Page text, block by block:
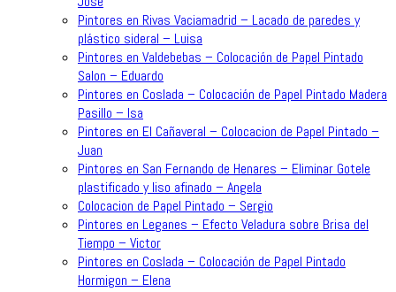
Pintores en Rivas Vaciamadrid – Lacado de paredes y
plástico sideral – Luisa
Pintores en Valdebebas – Colocación de Papel Pintado
Salon – Eduardo
Pintores en Coslada – Colocación de Papel Pintado Madera
Pasillo – Isa
Pintores en El Cañaveral – Colocacion de Papel Pintado –
Juan
Pintores en San Fernando de Henares – Eliminar Gotele
plastificado y liso afinado – Angela
Colocacion de Papel Pintado – Sergio
Pintores en Leganes – Efecto Veladura sobre Brisa del
Tiempo – Victor
Pintores en Coslada – Colocación de Papel Pintado
Hormigon – Elena